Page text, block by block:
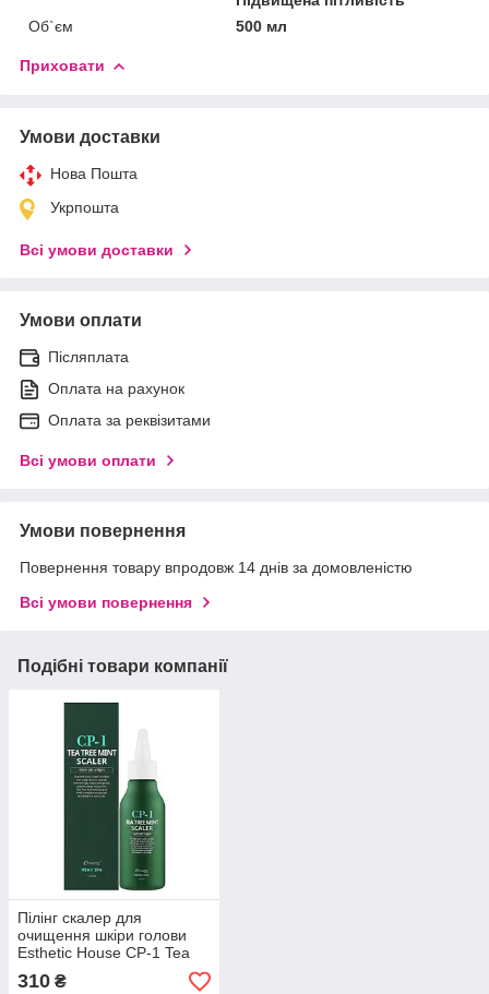
Об`єм
500 мл
Приховати
Умови доставки
Нова Пошта
Укрпошта
Всі умови доставки
Умови оплати
Післяплата
Оплата на рахунок
Оплата за реквізитами
Всі умови оплати
Умови повернення
Повернення товару впродовж 14 днів за домовленістю
Всі умови повернення
Подібні товари компанії
Пілінг скалер для
очищення шкіри голови
Esthetic House CP-1 Tea
Tree Mint Scaler, 120 мл
310 ₴